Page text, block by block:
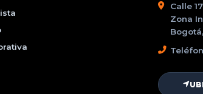
Calle
Zona